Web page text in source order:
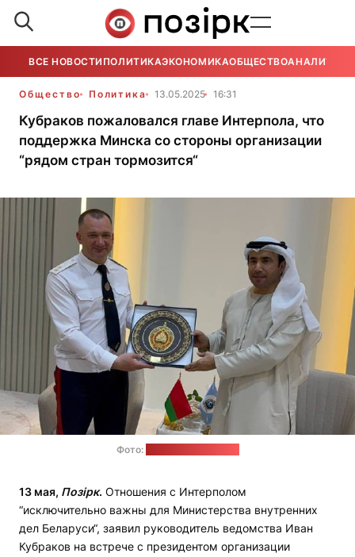
ВСЕ НОВОСТИ ПОЛИТИКАЭКОНОМИКАОБЩЕСТВОАНАЛИТИКА
Общество Политика 13.05.2025 16:31
Кубраков пожаловался главе Интерпола, что
поддержка Минска со стороны организации
“рядом стран тормозится“
Фото:
13 мая, Позірк. Отношения с Интерполом
“исключительно важны для Министерства внутренних
дел Беларуси“, заявил руководитель ведомства Иван
Кубраков на встрече с президентом организации